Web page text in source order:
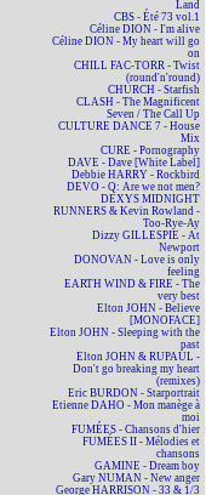
Land
CBS - Été 73 vol.1
Céline DION - I'm alive
Céline DION - My heart will go
on
CHILL FAC-TORR - Twist
(round'n'round)
CHURCH - Starfish
CLASH - The Magnificent
Seven / The Call Up
CULTURE DANCE 7 - House
Mix
CURE - Pornography
DAVE - Dave [White Label]
Debbie HARRY - Rockbird
DEVO - Q: Are we not men?
DEXYS MIDNIGHT
RUNNERS & Kevin Rowland -
Too-Rye-Ay
Dizzy GILLESPIE - At
Newport
DONOVAN - Love is only
feeling
EARTH WIND & FIRE - The
very best
Elton JOHN - Believe
[MONOFACE]
Elton JOHN - Sleeping with the
past
Elton JOHN & RUPAUL -
Don't go breaking my heart
(remixes)
Eric BURDON - Starportrait
Etienne DAHO - Mon manège à
moi
FUMÉES - Chansons d'hier
FUMÉES II - Mélodies et
chansons
GAMINE - Dream boy
Gary NUMAN - New anger
George HARRISON - 33 & 1/3